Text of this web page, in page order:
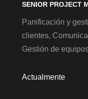
SENIOR PROJECT
Panificación y
clientes,
Gestión de
Actualmente